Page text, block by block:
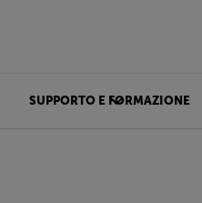
SUPPORTO E FORMAZIONE